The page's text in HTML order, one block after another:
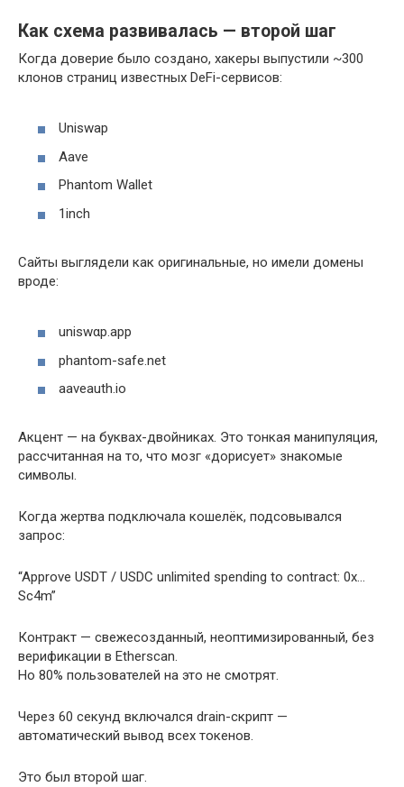
Как схема развивалась — второй шаг
Когда доверие было создано, хакеры выпустили ~300
клонов страниц известных DeFi-сервисов:
Uniswap
Aave
Phantom Wallet
1inch
Сайты выглядели как оригинальные, но имели домены
вроде:
uniswαp.app
phantom-safe.net
aaveauth.io
Акцент — на буквах-двойниках. Это тонкая манипуляция,
рассчитанная на то, что мозг «дорисует» знакомые
символы.
Когда жертва подключала кошелёк, подсовывался
запрос:
“Approve USDT / USDC unlimited spending to contract: 0x…
Sc4m”
Контракт — свежесозданный, неоптимизированный, без
верификации в Etherscan.
Но 80% пользователей на это не смотрят.
Через 60 секунд включался drain-скрипт —
автоматический вывод всех токенов.
Это был второй шаг.